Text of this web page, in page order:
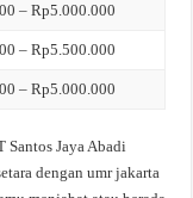
– Rp5.000.000
– Rp5.500.000
– Rp5.000.000
Jaya Abadi
dengan umr jakarta